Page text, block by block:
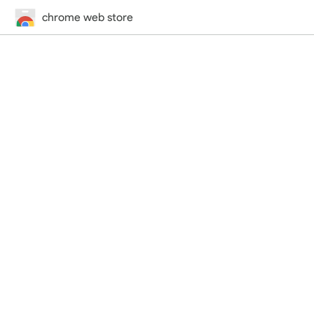
chrome web store